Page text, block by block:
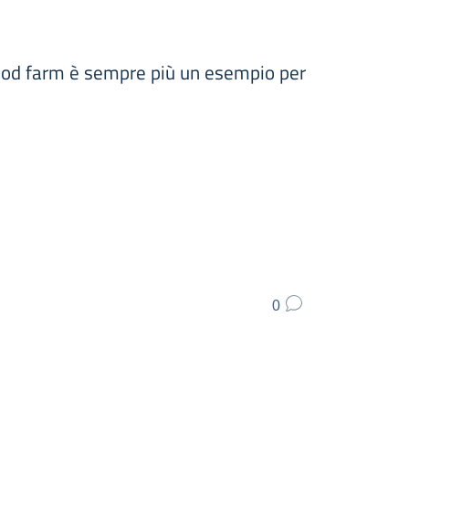
farm è sempre più un esempio per
0